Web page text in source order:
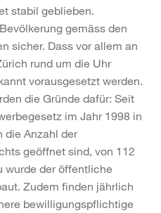
stabil geblieben.
gemäss den
sicher. Dass vor allem an
rund um die Uhr
vorausgesetzt werden.
die Gründe dafür: Seit
im Jahr 1998 in
die Anzahl der
geöffnet sind, von 112
wurde der öffentliche
Zudem finden jährlich
bewilligungspflichtige